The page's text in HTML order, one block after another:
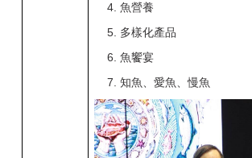
4. 魚營養
5. 多樣化產品
6. 魚饗宴
7. 知魚、愛魚、慢魚